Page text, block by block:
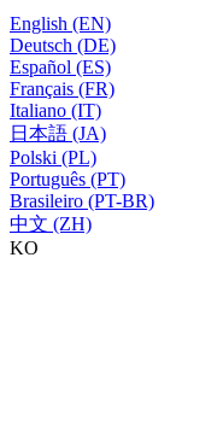
English (EN)
Deutsch (DE)
Español (ES)
Français (FR)
Italiano (IT)
日本語 (JA)
Polski (PL)
Português (PT)
Brasileiro (PT-BR)
中文 (ZH)
KO